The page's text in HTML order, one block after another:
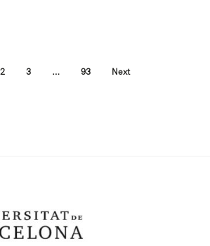
2 3 … 93 Next